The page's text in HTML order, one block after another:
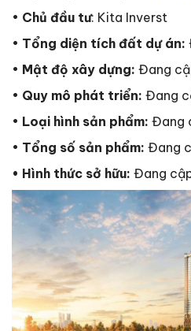
• Chủ đầu tư: Kita Inverst
• Tổng diện tích đất dự án:
• Mật độ xây dựng: Đang
• Quy mô phát triển: Đang
• Loại hình sản phẩm: Đang
• Tổng số sản phẩm: Đang
• Hình thức sở hữu: Đang